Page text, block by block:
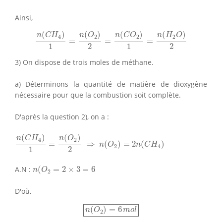
Ainsi,
n(CH4)
1
=
n(O2)
2
=
n(CO2)
1
=
n(H2O)
2
n(CH 4 n(O2) (CO2) 1 H2O) 2
3) On dispose de trois moles de méthane.
a) Déterminons la quantité de matière de dioxygène
nécessaire pour que la combustion soit complète.
D'après la question 2), on a :
n(CH4)
1
=
n(O2)
2
⇒ n(O2) = 2n(CH4)
n(CH4 1 O2)2
A.N : n(O2 = 2 × 3 = 6
n(O2 × 3 = 6
D'où,
n(O2) = 6mol
n(O2)=6mol